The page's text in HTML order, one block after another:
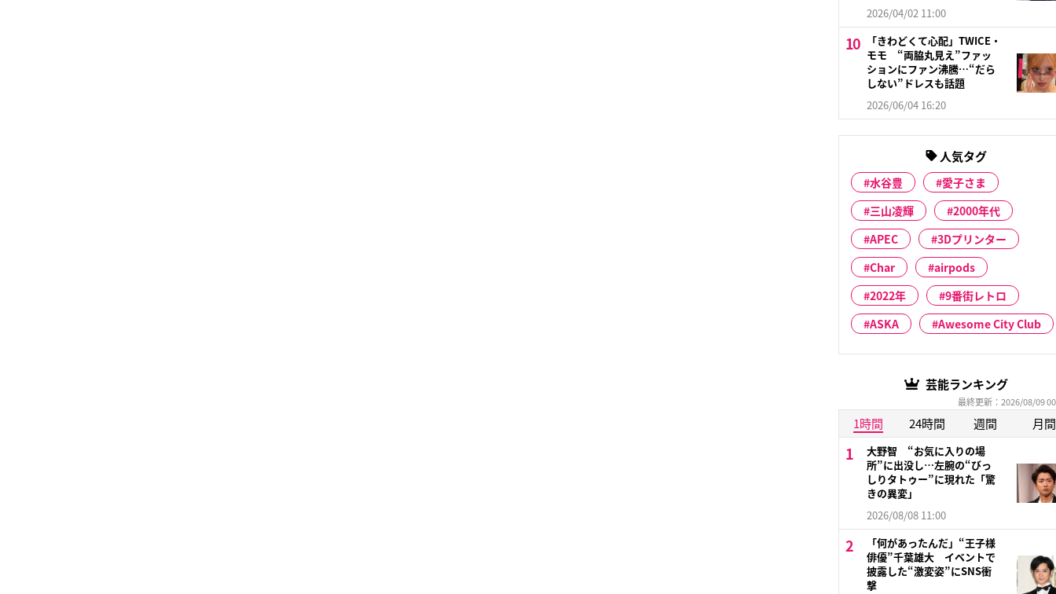
2026/04/02 11:00
「きわどくて心配」TWICE・
モモ “両脇丸見え”ファッ
ションにファン沸騰…“だら
しない”ドレスも話題
2026/06/04 16:20
人気タグ
水谷豊
愛子さま
三山凌輝
2000年代
APEC
3Dプリンター
Char
airpods
2022年
9番街レトロ
ASKA
Awesome City Club
芸能ランキング
最終更新：2026/08/09
1時間 24時間 週間 月間
大野智 “お気に入りの場
所”に出没し…左腕の“びっ
しりタトゥー”に現れた「驚
きの異変」
2026/08/08 11:00
「何があったんだ」“王子様
俳優”千葉雄大 イベントで
披露した“激変姿”にSNS衝
撃